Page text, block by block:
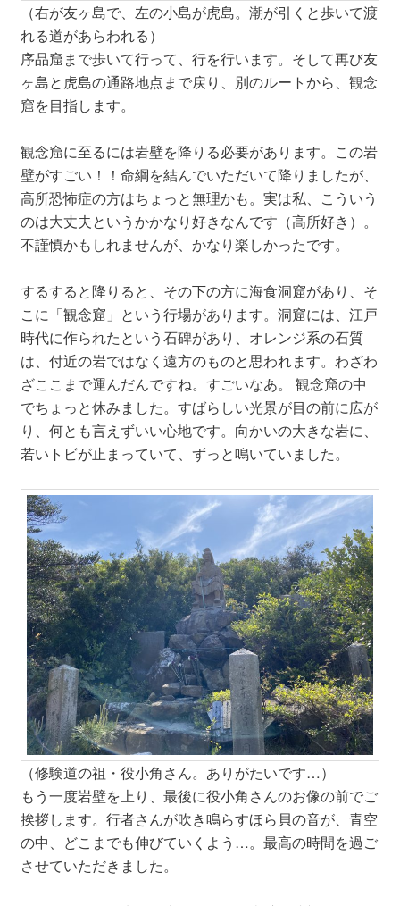
（右が友ヶ島で、左の小島が虎島。潮が引くと歩いて渡
れる道があらわれる）
序品窟まで歩いて行って、行を行います。そして再び友
ヶ島と虎島の通路地点まで戻り、別のルートから、観念
窟を目指します。
観念窟に至るには岩壁を降りる必要があります。この岩
壁がすごい！！命綱を結んでいただいて降りましたが、
高所恐怖症の方はちょっと無理かも。実は私、こういう
のは大丈夫というかかなり好きなんです（高所好き）。
不謹慎かもしれませんが、かなり楽しかったです。
するすると降りると、その下の方に海食洞窟があり、そ
こに「観念窟」という行場があります。洞窟には、江戸
時代に作られたという石碑があり、オレンジ系の石質
は、付近の岩ではなく遠方のものと思われます。わざわ
ざここまで運んだんですね。すごいなあ。 観念窟の中
でちょっと休みました。すばらしい光景が目の前に広が
り、何とも言えずいい心地です。向かいの大きな岩に、
若いトビが止まっていて、ずっと鳴いていました。
（修験道の祖・役小角さん。ありがたいです…）
もう一度岩壁を上り、最後に役小角さんのお像の前でご
挨拶します。行者さんが吹き鳴らすほら貝の音が、青空
の中、どこまでも伸びていくよう…。最高の時間を過ご
させていただきました。